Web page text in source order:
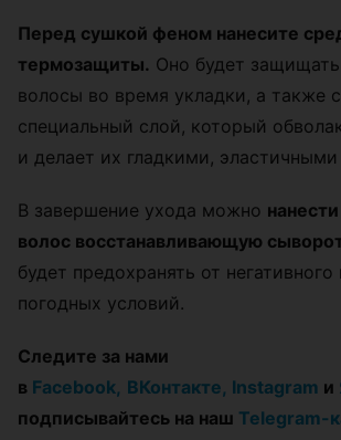
Перед сушкой феном нанесите
термозащиты. Оно будет
волосы во время укладки, а также
специальный слой, который
и делает их гладкими,
В завершение ухода можно
волос восстанавливающую
будет предохранять от
погодных условий.
Следите за нами
в Facebook, ВКонтакте, Instagram и
подписывайтесь на наш Telegram-